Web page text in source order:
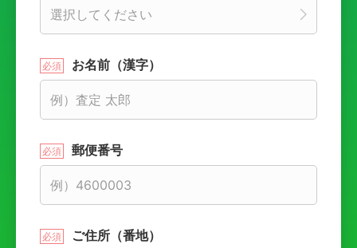
お名前（漢字）
郵便番号
ご住所（番地）